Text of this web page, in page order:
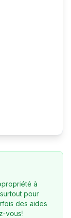
à
pour
des aides
vous!